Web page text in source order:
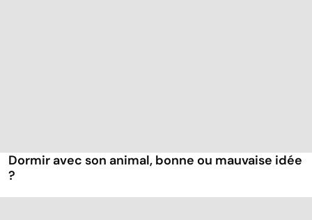
Dormir avec son animal, bonne ou mauvaise idée
?